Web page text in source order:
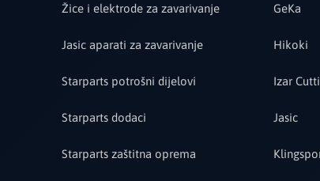
Žice i elektrode za zavarivanje
Jasic aparati za zavarivanje
Starparts potrošni dijelovi
Starparts dodaci
Starparts zaštitna oprema
GeKa
Hikoki
Izar
Jasic